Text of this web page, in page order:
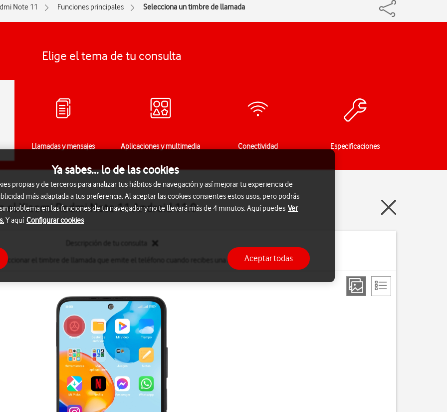
Note 11 Funciones principales Selecciona un timbre de llamada
Elige el tema de tu consulta
Llamadas y mensajes Aplicaciones y multimedia Conectividad Especificaciones
Xiaomi Redmi Note 11 Android 11.0
el timbre de llamada que emite el teléfono cuando recibes una llamada.
Ya sabes... lo de las cookies
propias y de terceros para analizar tus hábitos de navegación y así mejorar tu experiencia de
más adaptada a tus preferencia. Al aceptar las cookies consientes estos usos, pero podrás
problema en las funciones de tu navegador y no te llevará más de 4 minutos. Aquí puedes Ver
Y aquí Configurar cookies
Aceptar todas